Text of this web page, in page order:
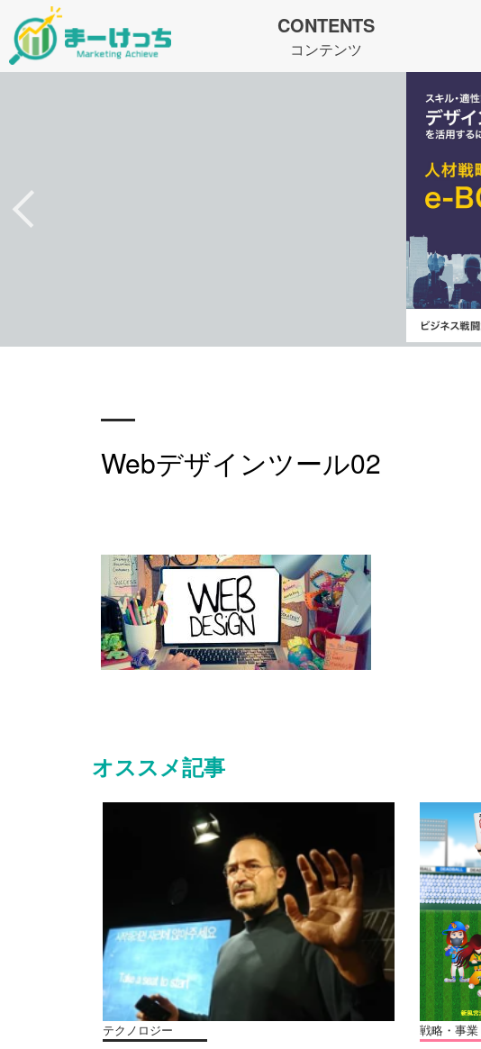
CONTENTS
コンテンツ
Webデザインツール02
オススメ記事
テクノロジー 戦略・事業